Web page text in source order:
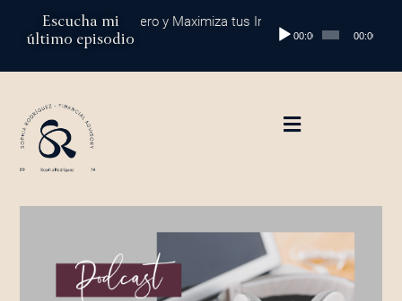
contenido
Escucha mi
último episodio
Protege tu Dinero y Maximiza tus InversionesReproductor
00:00 00:00